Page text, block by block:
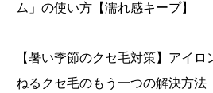
ム」の使い方【濡れ感キープ】
【暑い季節のクセ毛対策】アイロ
ねるクセ毛のもう一つの解決方法